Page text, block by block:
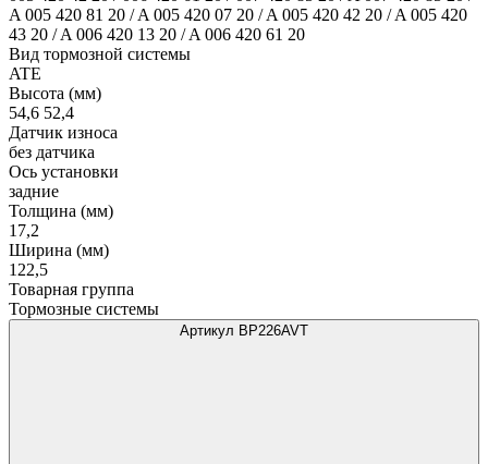
A 005 420 81 20 / A 005 420 07 20 / A 005 420 42 20 / A 005 420
43 20 / A 006 420 13 20 / A 006 420 61 20
Вид тормозной системы
ATE
Высота (мм)
54,6 52,4
Датчик износа
без датчика
Ось установки
задние
Толщина (мм)
17,2
Ширина (мм)
122,5
Товарная группа
Тормозные системы
Артикул BP226AVT